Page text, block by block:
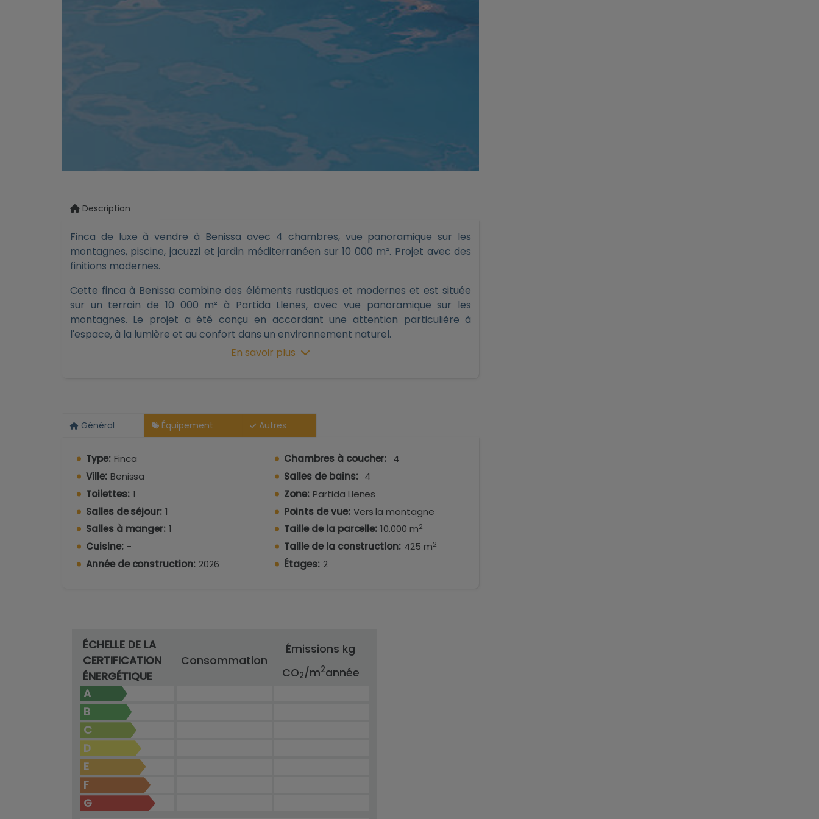
Description
Finca de luxe à vendre à Benissa avec 4 chambres, vue panoramique sur les
montagnes, piscine, jacuzzi et jardin méditerranéen sur 10 000 m². Projet avec des
finitions modernes.
Cette finca à Benissa combine des éléments rustiques et modernes et est située
sur un terrain de 10 000 m² à Partida Llenes, avec vue panoramique sur les
montagnes. Le projet a été conçu en accordant une attention particulière à
l'espace, à la lumière et au confort dans un environnement naturel.
toilettes pour invités, un salonsalle à manger spacieux, une cuisine et une buanderie.
Plusieurs terrasses sont prévues autour de la maison, ainsi qu'une piscine, un jacuzzi
et un espace barbecue. Le jardin est conçu avec des plantes indigènes telles que
des palmiers, des oliviers et des vignes. La maison est construite avec des
matériaux de haute qualité et des technologies modernes.
Particularités
Piscine et jacuzziExposition est2 étages4 chambres avec salle de bainsPièces
spacieuses et lumineusesProjet sur un terrain de 10 000 m²
Pourquoi visiter cette finca
EmplacementDesign élégantMatériaux de haute qualité et finitions
Vous souhaitez en savoir plus sur les possibilités de ce projet Contactez l'un de nos
commerciaux.
En savoir plus
Général Équipement Autres
Type: Finca Chambres à coucher: 4
Ville: Benissa Salles de bains: 4
Toilettes: 1 Zone: Partida Llenes
Salles de séjour: 1 Points de vue: Vers la montagne
Salles à manger: 1 Taille de la parcelle: 10.000 m2
Cuisine: - Taille de la construction: 425 m2
Année de construction: 2026 Étages: 2
ÉCHELLE DE LA
CERTIFICATION
ÉNERGÉTIQUE
Consommation
Émissions kg
CO2/m2année
A
B
C
D
E
F
G